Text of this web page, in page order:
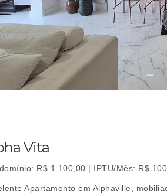
Vita
R$ 1.100,00 | IPTU/Mês: R$
Apartamento em Alphaville,